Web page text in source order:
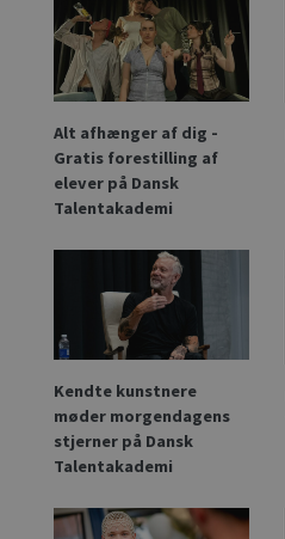
Alt afhænger af dig -
Gratis forestilling af
elever på Dansk
Talentakademi
Kendte kunstnere
møder morgendagens
stjerner på Dansk
Talentakademi